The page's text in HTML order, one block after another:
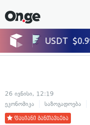
26 ივნისი, 12:19
ეკონომიკა
საზოგადოება
ფასიანი განთავსება